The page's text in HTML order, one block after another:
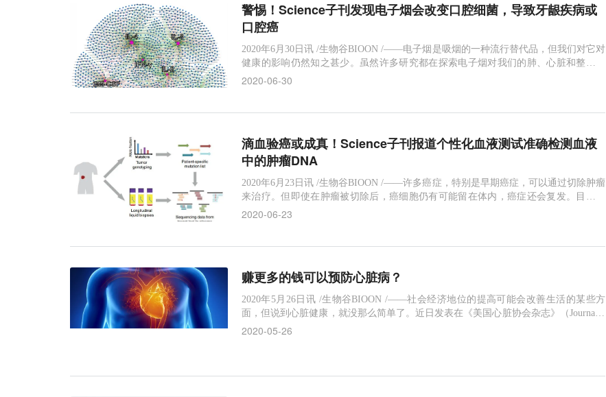
警惕！Science子刊发现电子烟会改变口腔细菌，导致牙龈疾病或
口腔癌
2020年6月30日讯 /生物谷BIOON /——电子烟是吸烟的一种流行替代品，但我们对它对
健康的影响仍然知之甚少。虽然许多研究都在探索电子烟对我们的肺、心脏和整体健
康的影响，但一个重要但经常被忽视的问题是，它们对我们的微生物群有什么影响。
2020-06-30
滴血验癌或成真！Science子刊报道个性化血液测试准确检测血液
中的肿瘤DNA
2020年6月23日讯 /生物谷BIOON /——许多癌症，特别是早期癌症，可以通过切除肿瘤
来治疗。但即使在肿瘤被切除后，癌细胞仍有可能留在体内，癌症还会复发。目前，
患者要接受定期检查、扫描和血液测试，以便医生监测他们的病情，并决定是否需要
2020-06-23
赚更多的钱可以预防心脏病？
2020年5月26日讯 /生物谷BIOON /——社会经济地位的提高可能会改善生活的某些方
面，但说到心脏健康，就没那么简单了。近日发表在《美国心脏协会杂志》（Journal o
f the American Heart Association）上的研究发现，尽管收入增加改善了一个人的心理健
2020-05-26